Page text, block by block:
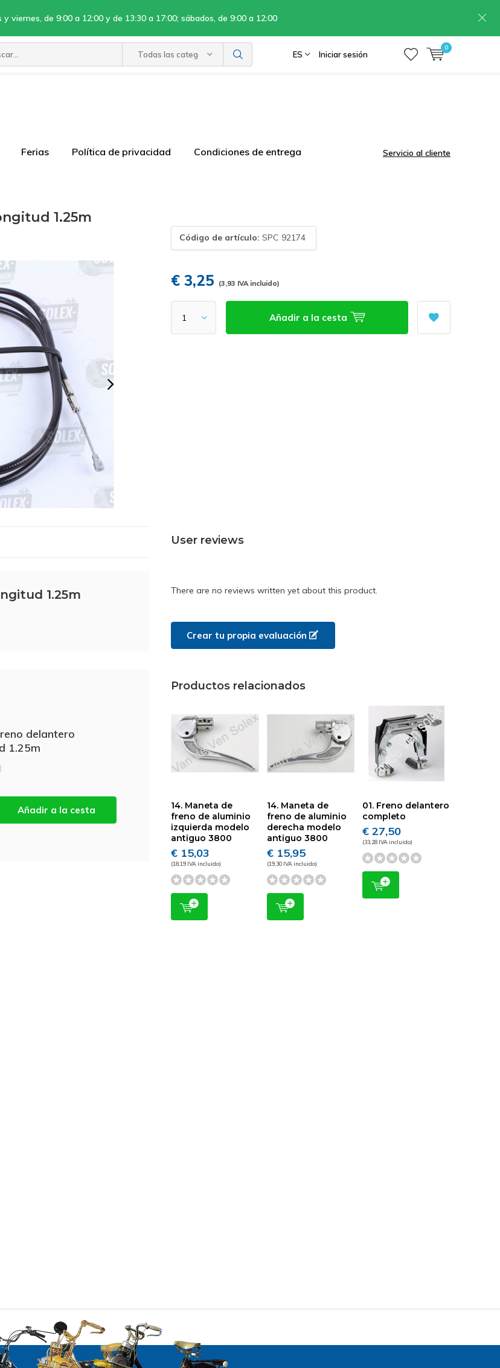
Todas las categorías ES Iniciar sesión
0
viernes, de 9:00 a 12:00 y de 13:30 a 17:00; sábados, de 9:00 a 12:00
Ferias Política de privacidad Condiciones de entrega Servicio al cliente
1.25m
Código de artículo: SPC 92174
€ 3,25 (3,93 IVA incluido)
Añadir a la cesta
1.25m
delantero
1.25m
Añadir a la cesta
User reviews
There are no reviews written yet about this product.
Crear tu propia evaluación
Productos relacionados
14. Maneta de
freno de aluminio
izquierda modelo
antiguo 3800
€ 15,03
(18,19 IVA incluido)
14. Maneta de
freno de aluminio
derecha modelo
antiguo 3800
€ 15,95
(19,30 IVA incluido)
01. Freno delantero
completo
€ 27,50
(33,28 IVA incluido)